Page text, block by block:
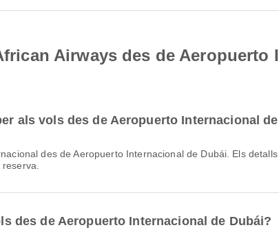
Airways des de Aeropuerto
als vols des de Aeropuerto Internacional
des de Aeropuerto Internacional de Dubái?